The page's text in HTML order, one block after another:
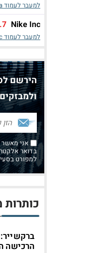
למעבר לעמוד Lululemon Athletica
Nike Inc
למעבר לעמוד Nike Inc
הירשם
אני מאשר
בדואר
למפורט בסעיף 10 בתנאי
הרכישה